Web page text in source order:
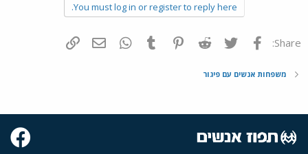
You must log in or register to reply here.
Share: פייסבוק Twitter
Reddit
Pinterest
Tumblr
WhatsAppדואר אלקטרוני
משפחות אנשים עם פיגור